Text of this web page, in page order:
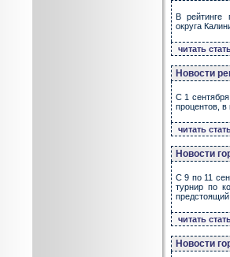
В рейтинге
округа
читать
Новости
С 1
процентов,
читать
Новости
С 9 по 11
турнир по
читать
Новости